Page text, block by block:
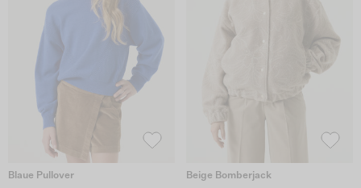
Blaue Pullover Beige Bomberjack